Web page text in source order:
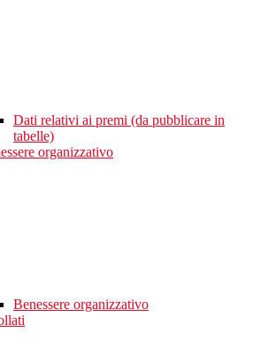
Dati relativi ai premi (da pubblicare in
tabelle)
organizzativo
Benessere organizzativo